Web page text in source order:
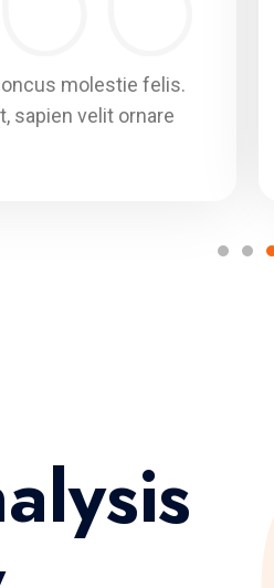
molestie felis.
sapien velit ornare